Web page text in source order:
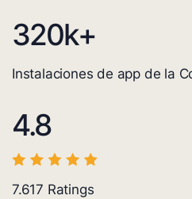
320k+
Instalaciones de app de la
4.8
7.617 Ratings